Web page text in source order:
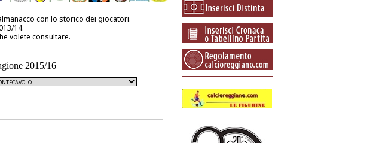
con lo storico dei giocatori.
14.
volete consultare.
2015/16